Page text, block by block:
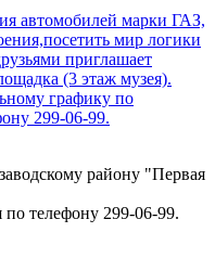
автомобилей марки ГАЗ,
мир логики
приглашает
(3 этаж музея).
графику по
299-06-99.
району "Первая
по телефону 299-06-99.